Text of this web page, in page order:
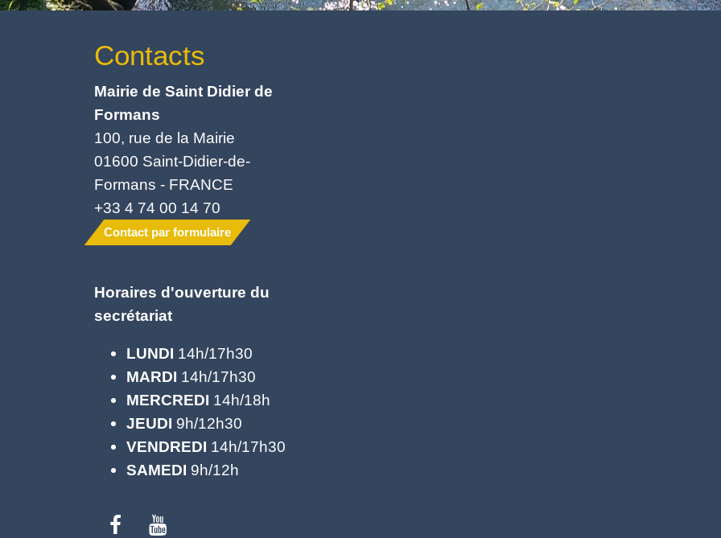
Contacts
Mairie de Saint Didier de
Formans
100, rue de la Mairie
01600 Saint-Didier-de-
Formans - FRANCE
+33 4 74 00 14 70
Contact par formulaire
Horaires d'ouverture du
secrétariat
LUNDI 14h/17h30
MARDI 14h/17h30
MERCREDI 14h/18h
JEUDI 9h/12h30
VENDREDI 14h/17h30
SAMEDI 9h/12h